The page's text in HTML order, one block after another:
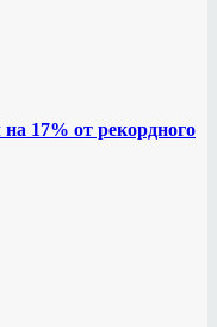
17% от рекордного